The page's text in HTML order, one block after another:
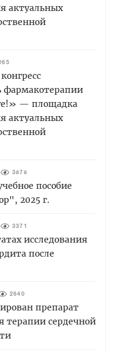
актуальных
фармакотерапии
— площадка
актуальных
3878
пособие
2025 г.
3371
исследования
после
2640
препарат
терапии сердечной